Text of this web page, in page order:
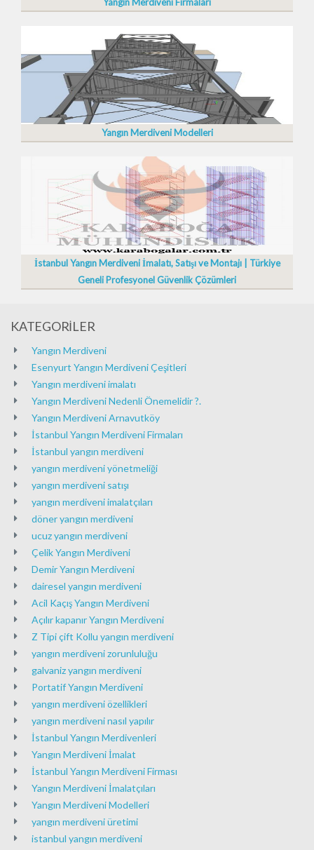
Yangın Merdiveni Modelleri
İstanbul Yangın Merdiveni İmalatı, Satışı ve Montajı | Türkiye
Geneli Profesyonel Güvenlik Çözümleri
KATEGORİLER
Yangın Merdiveni
Esenyurt Yangın Merdiveni Çeşitleri
Yangın merdiveni imalatı
Yangın Merdiveni Nedenli Önemelidir ?.
Yangın Merdiveni Arnavutköy
İstanbul Yangın Merdiveni Firmaları
İstanbul yangın merdiveni
yangın merdiveni yönetmeliği
yangın merdiveni satışı
yangın merdiveni imalatçıları
döner yangın merdiveni
ucuz yangın merdiveni
Çelik Yangın Merdiveni
Demir Yangın Merdiveni
dairesel yangın merdiveni
Acil Kaçış Yangın Merdiveni
Açılır kapanır Yangın Merdiveni
Z Tipi çift Kollu yangın merdiveni
yangın merdiveni zorunluluğu
galvaniz yangın merdiveni
Portatif Yangın Merdiveni
yangın merdiveni özellikleri
yangın merdiveni nasıl yapılır
İstanbul Yangın Merdivenleri
Yangın Merdiveni İmalat
İstanbul Yangın Merdiveni Firması
Yangın Merdiveni İmalatçıları
Yangın Merdiveni Modelleri
yangın merdiveni üretimi
istanbul yangın merdiveni